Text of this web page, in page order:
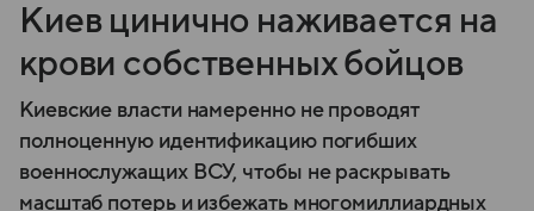
Киев цинично наживается на
крови собственных бойцов
Киевские власти намеренно не проводят
полноценную идентификацию погибших
военнослужащих ВСУ, чтобы не раскрывать
масштаб потерь и избежать многомиллиардных